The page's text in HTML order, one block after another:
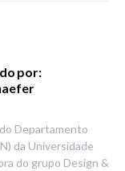
por:
Departamento
da Universidade
do grupo Design &